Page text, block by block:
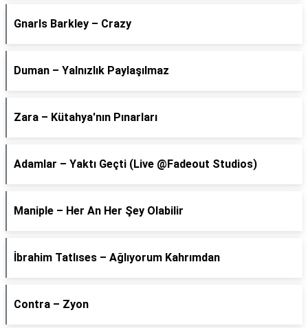
Gnarls Barkley – Crazy
Duman – Yalnızlık Paylaşılmaz
Zara – Kütahya'nın Pınarları
Adamlar – Yaktı Geçti (Live @Fadeout Studios)
Maniple – Her An Her Şey Olabilir
İbrahim Tatlıses – Ağlıyorum Kahrımdan
Contra – Zyon